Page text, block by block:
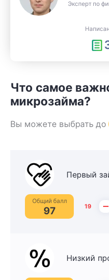
Эксперт по
Что самое
микрозайма?
Вы можете выбрать до
Первый
Общий балл
97 19 –
Низкий